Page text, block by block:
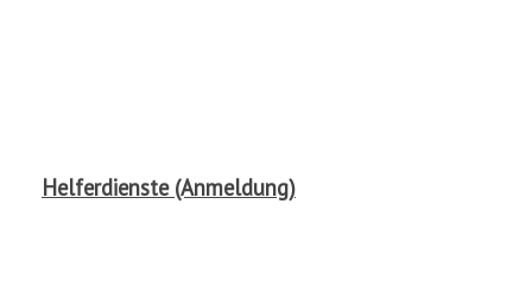
Helferdienste (Anmeldung)